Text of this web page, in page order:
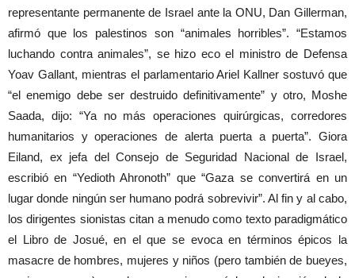
representante permanente de Israel ante la ONU, Dan Gillerman,
afirmó que los palestinos son “animales horribles”. “Estamos
luchando contra animales”, se hizo eco el ministro de Defensa
Yoav Gallant, mientras el parlamentario Ariel Kallner sostuvó que
“el enemigo debe ser destruido definitivamente” y otro, Moshe
Saada, dijo: “Ya no más operaciones quirúrgicas, corredores
humanitarios y operaciones de alerta puerta a puerta”. Giora
Eiland, ex jefa del Consejo de Seguridad Nacional de Israel,
escribió en “Yedioth Ahronoth” que “Gaza se convertirá en un
lugar donde ningún ser humano podrá sobrevivir”. Al fin y al cabo,
los dirigentes sionistas citan a menudo como texto paradigmático
el Libro de Josué, en el que se evoca en términos épicos la
masacre de hombres, mujeres y niños (pero también de bueyes,